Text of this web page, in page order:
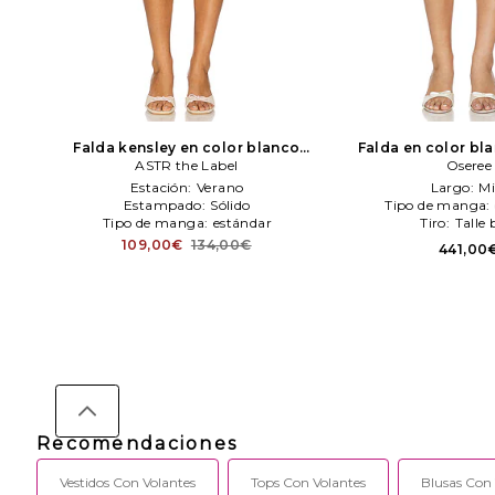
Falda kensley en color blanco
ASTR the Label
ASTR the Label
Estación: Verano
Estampado: Sólido
Tipo de manga: estándar
109,00€ 134,00€
Falda en color
Oseree
Largo:
Tipo de manga:
Tiro: Talle
Recomendaciones
Vestidos Con Volantes Tops Con Volantes Blusas